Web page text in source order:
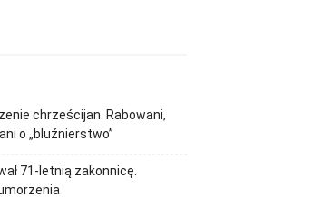
chrześcijan. Rabowani,
o „bluźnierstwo”
71-letnią zakonnicę.